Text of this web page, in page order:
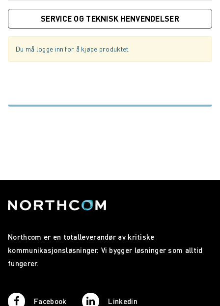
SERVICE OG TEKNISK HENVENDELSER
Du må logge inn for å kjøpe produktet.
Northcom er en totalleverandør av kritiske
kommunikasjonsløsninger. Vi bygger løsninger som alltid
fungerer.
Facebook Linkedin